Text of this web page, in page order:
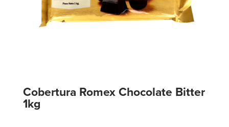
Cobertura Romex Chocolate Bitter
1kg